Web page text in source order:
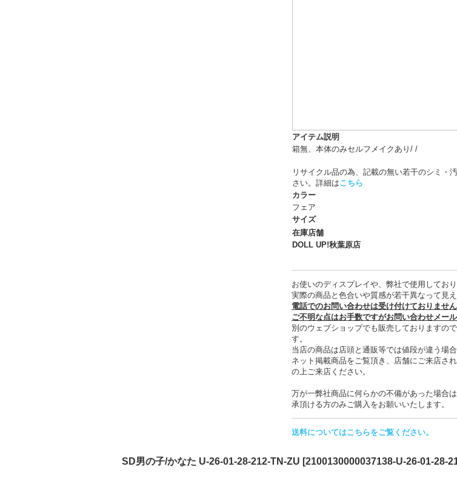
アイテム説明
箱無、本体のみセルフメイクあり/ /
リサイクル品の為、記載の無い若干のシミ・
さい。詳細はこちら
カラー
フェア
サイズ
在庫店舗
DOLL UP!秋葉原店
お使いのディスプレイや、弊社で使用してお
実際の商品と色合いや質感が若干異なって見
電話でのお問い合わせは受け付けておりません
ご不明な点はお手数ですがお問い合わせメー
別のウェブショップでも販売しておりますの
す。
当店の商品は店頭と通販等では値段が違う場合
ネット掲載商品をご覧頂き、店舗にご来店さ
の上ご来店ください。
万が一弊社商品に何らかの不備があった場合
承頂ける方のみご購入をお願いいたします。
送料についてはこちらをご覧ください。
SD男の子/かなた U-26-01-28-212-TN-ZU [2100130000037138-U-26-01-28-